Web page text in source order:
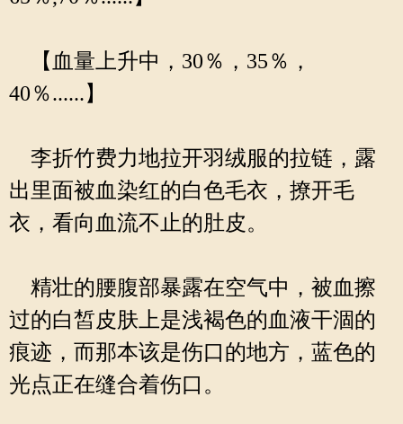
【血量上升中，30％，35％，
40％......】
李折竹费力地拉开羽绒服的拉链，露
出里面被血染红的白色毛衣，撩开毛
衣，看向血流不止的肚皮。
精壮的腰腹部暴露在空气中，被血擦
过的白皙皮肤上是浅褐色的血液干涸的
痕迹，而那本该是伤口的地方，蓝色的
光点正在缝合着伤口。